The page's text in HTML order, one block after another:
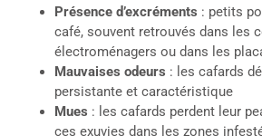
Présence d’excréments : petits
café, souvent retrouvés dans les
électroménagers ou dans les
Mauvaises odeurs : les cafards
persistante et caractéristique
Mues : les cafards perdent leur
ces exuvies dans les zones